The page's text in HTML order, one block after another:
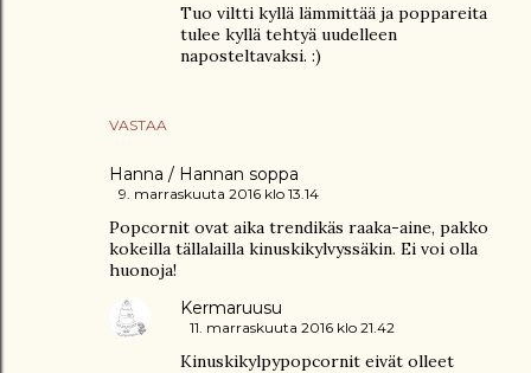
VASTAA
Tuo viltti kyllä lämmittää ja poppareita
tulee kyllä tehtyä uudelleen
naposteltavaksi. :)
Hanna / Hannan soppa
9. marraskuuta 2016 klo 13.14
Popcornit ovat aika trendikäs raaka-aine, pakko
kokeilla tällalailla kinuskikylvyssäkin. Ei voi olla
huonoja!
Kermaruusu
11. marraskuuta 2016 klo 21.42
Kinuskikylpypopcornit eivät olleet